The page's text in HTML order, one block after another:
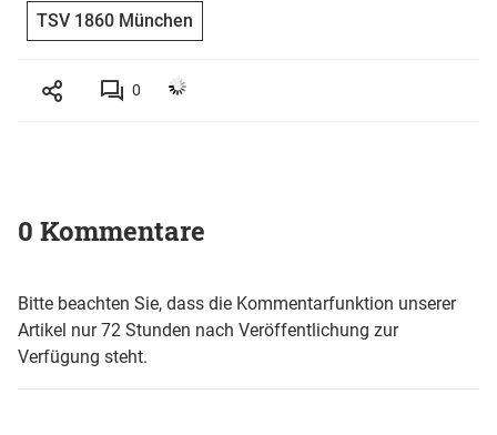
TSV 1860 München
0
0 Kommentare
Bitte beachten Sie, dass die Kommentarfunktion unserer
Artikel nur 72 Stunden nach Veröffentlichung zur
Verfügung steht.